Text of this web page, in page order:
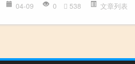
04-09 0 538 文章列表